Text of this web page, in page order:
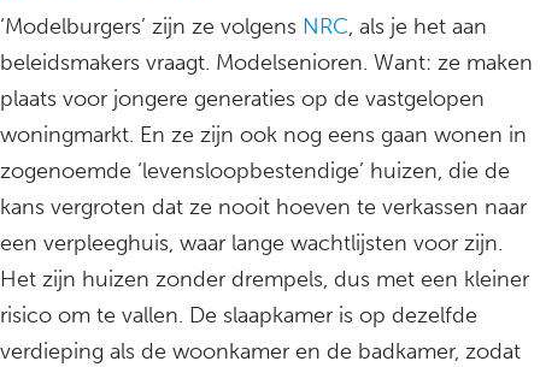
‘Modelburgers’ zijn ze volgens NRC, als je het aan
beleidsmakers vraagt. Modelsenioren. Want: ze maken
plaats voor jongere generaties op de vastgelopen
woningmarkt. En ze zijn ook nog eens gaan wonen in
zogenoemde ‘levensloopbestendige’ huizen, die de
kans vergroten dat ze nooit hoeven te verkassen naar
een verpleeghuis, waar lange wachtlijsten voor zijn.
Het zijn huizen zonder drempels, dus met een kleiner
risico om te vallen. De slaapkamer is op dezelfde
verdieping als de woonkamer en de badkamer, zodat